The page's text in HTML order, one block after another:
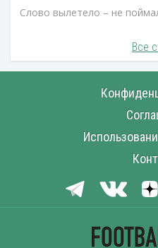
Слово вылетело – не
Все